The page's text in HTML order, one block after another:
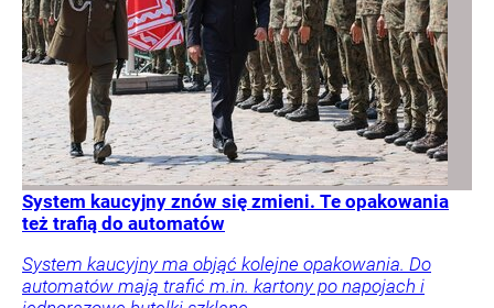
System kaucyjny znów się zmieni. Te opakowania
też trafią do automatów
System kaucyjny ma objąć kolejne opakowania. Do
automatów mają trafić m.in. kartony po napojach i